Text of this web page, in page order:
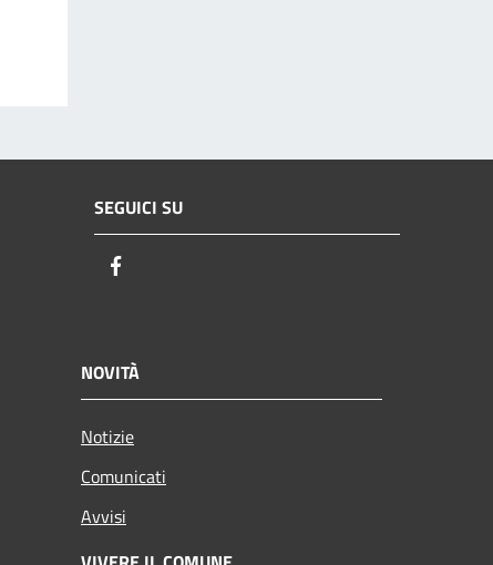
SEGUICI SU
NOVITÀ
Notizie
Comunicati
Avvisi